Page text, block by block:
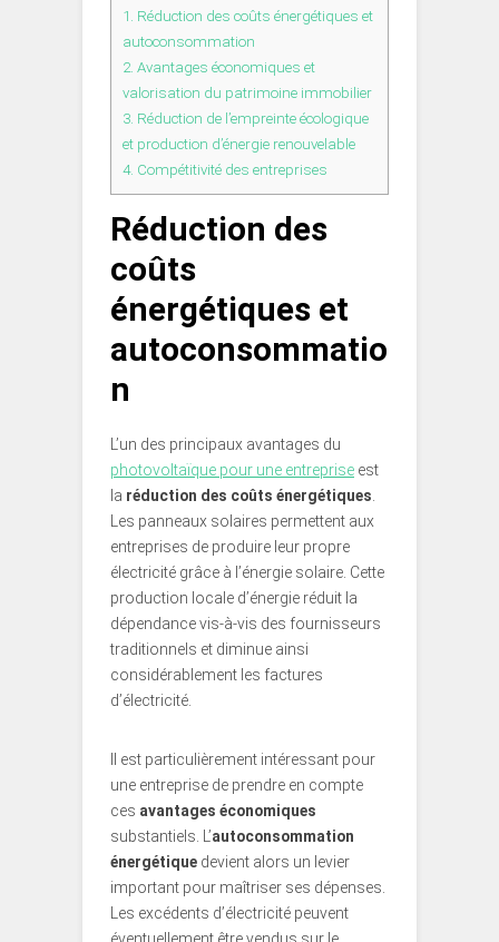
1. Réduction des coûts énergétiques et
autoconsommation
2. Avantages économiques et
valorisation du patrimoine immobilier
3. Réduction de l’empreinte écologique
et production d’énergie renouvelable
4. Compétitivité des entreprises
Réduction des
coûts
énergétiques et
autoconsommatio
n
L’un des principaux avantages du
photovoltaïque pour une entreprise est
la réduction des coûts énergétiques
Les panneaux solaires permettent aux
entreprises de produire leur propre
électricité grâce à l’énergie solaire. Cette
production locale d’énergie réduit la
dépendance vis-à-vis des fournisseurs
traditionnels et diminue ainsi
considérablement les factures
d’électricité.
Il est particulièrement intéressant pour
une entreprise de prendre en compte
ces avantages économiques
substantiels. L’autoconsommation
énergétique devient alors un levier
important pour maîtriser ses dépenses.
Les excédents d’électricité peuvent